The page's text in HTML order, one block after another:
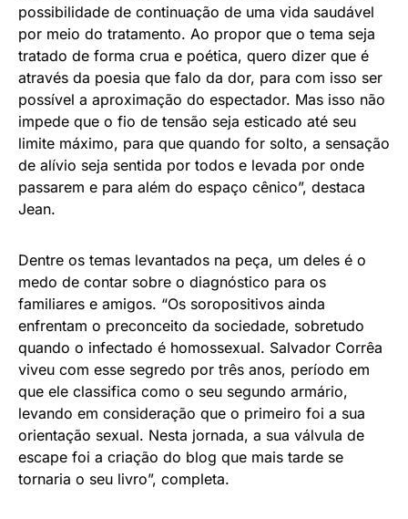
possibilidade de continuação de uma vida saudável
por meio do tratamento. Ao propor que o tema seja
tratado de forma crua e poética, quero dizer que é
através da poesia que falo da dor, para com isso ser
possível a aproximação do espectador. Mas isso não
impede que o fio de tensão seja esticado até seu
limite máximo, para que quando for solto, a sensação
de alívio seja sentida por todos e levada por onde
passarem e para além do espaço cênico”, destaca
Jean.
Dentre os temas levantados na peça, um deles é o
medo de contar sobre o diagnóstico para os
familiares e amigos. “Os soropositivos ainda
enfrentam o preconceito da sociedade, sobretudo
quando o infectado é homossexual. Salvador Corrêa
viveu com esse segredo por três anos, período em
que ele classifica como o seu segundo armário,
levando em consideração que o primeiro foi a sua
orientação sexual. Nesta jornada, a sua válvula de
escape foi a criação do blog que mais tarde se
tornaria o seu livro”, completa.